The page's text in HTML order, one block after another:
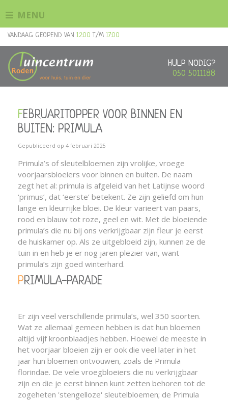
n
HULP NODIG?
050 5011188
VANDAAG GEOPEND VAN 12:00 T/M 17:00
MENU
FEBRUARITOPPER VOOR BINNEN EN
BUITEN: PRIMULA
Gepubliceerd op 4 februari 2025
Primula’s of sleutelbloemen zijn vrolijke, vroege
voorjaarsbloeiers voor binnen en buiten. De naam
zegt het al: primula is afgeleid van het Latijnse woord
‘primus’, dat ‘eerste’ betekent. Ze zijn geliefd om hun
lange en kleurrijke bloei. De kleur varieert van paars,
rood en blauw tot roze, geel en wit. Met de bloeiende
primula’s die nu bij ons verkrijgbaar zijn fleur je eerst
de huiskamer op. Als ze uitgebloeid zijn, kunnen ze de
tuin in en heb je er nog jaren plezier van, want
primula’s zijn goed winterhard.
PRIMULA-PARADE
Er zijn veel verschillende primula’s, wel 350 soorten.
Wat ze allemaal gemeen hebben is dat hun bloemen
altijd vijf kroonblaadjes hebben. Hoewel de meeste in
het voorjaar bloeien zijn er ook die veel later in het
jaar hun bloemen ontvouwen, zoals de Primula
florindae. De vele vroegbloeiers die nu verkrijgbaar
zijn en die je eerst binnen kunt zetten behoren tot de
zogeheten 'stengelloze' sleutelbloemen; de Primula